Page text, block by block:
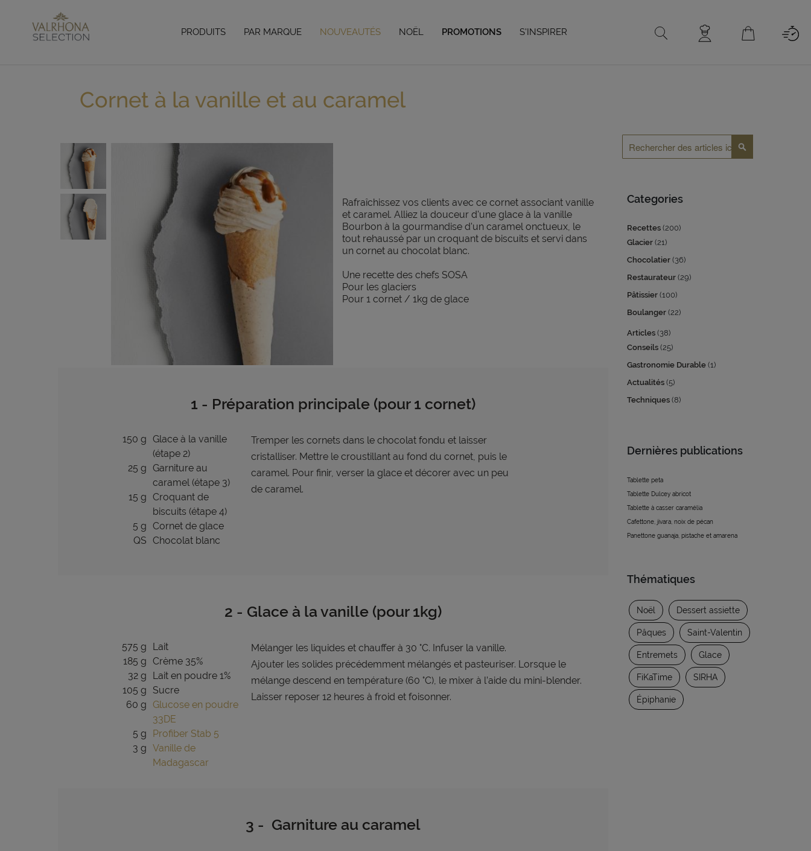
PRODUITS PAR MARQUE NOUVEAUTÉS NOËL PROMOTIONS S'INSPIRER
Cornet à la vanille et au caramel
Rafraîchissez vos clients avec ce cornet associant vanille
et caramel. Alliez la douceur d'une glace à la vanille
Bourbon à la gourmandise d'un caramel onctueux, le
tout rehaussé par un croquant de biscuits et servi dans
un cornet au chocolat blanc.
Une recette des chefs SOSA
Pour les glaciers
Pour 1 cornet / 1kg de glace
1 - Préparation principale (pour 1 cornet)
150 g Glace à la vanille
(étape 2)
25 g Garniture au
caramel (étape 3)
15 g Croquant de
biscuits (étape 4)
5 g Cornet de glace
QS Chocolat blanc
Tremper les cornets dans le chocolat fondu et laisser
cristalliser. Mettre le croustillant au fond du cornet, puis le
caramel. Pour finir, verser la glace et décorer avec un peu
de caramel.
2 - Glace à la vanille (pour 1kg)
575 g
Lait
185 g Crème 35%
32 g
Lait en poudre 1%
105 g
Sucre
60 g Glucose en poudre
33DE
5 g
Profiber Stab 5
3 g Vanille de
Madagascar
Mélanger les liquides et chauffer à 30 °C. Infuser la vanille.
Ajouter les solides précédemment mélangés et pasteuriser. Lorsque le
mélange descend en température (60 °C), le mixer à l’aide du mini-blender.
Laisser reposer 12 heures à froid et foisonner.
3 - Garniture au caramel
Rechercher
Rechercher
Categories
Recettes(200)
Glacier(21)
Chocolatier(36)
Restaurateur(29)
Pâtissier(100)
Boulanger(22)
Articles(38)
Conseils(25)
Gastronomie Durable(1)
Actualités(5)
Techniques(8)
Dernières publications
Tablette peta
Tablette Dulcey abricot
Tablette à casser caramélia
Cafettone, jivara, noix de pécan
Panettone guanaja, pistache et amarena
Thématiques
Noël Dessert assiette
Pâques Saint-Valentin
Entremets Glace
FiKaTime SIRHA
Épiphanie